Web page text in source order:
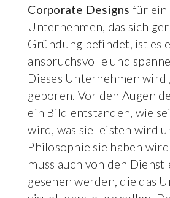
Corporate Designs für ein
Unternehmen, das sich
Gründung befindet, ist es
anspruchsvolle und
Dieses Unternehmen wird
geboren. Vor den Augen
ein Bild entstanden, wie
wird, was sie leisten wird
Philosophie sie haben
muss auch von den
gesehen werden, die das